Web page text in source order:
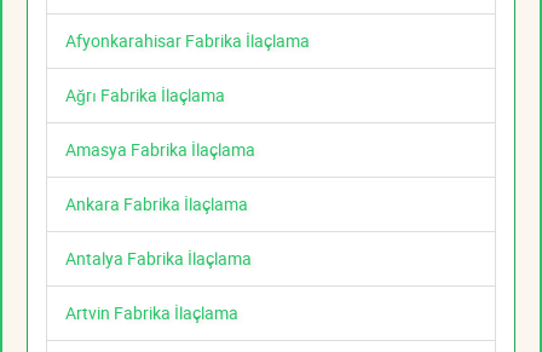
Afyonkarahisar Fabrika İlaçlama
Ağrı Fabrika İlaçlama
Amasya Fabrika İlaçlama
Ankara Fabrika İlaçlama
Antalya Fabrika İlaçlama
Artvin Fabrika İlaçlama